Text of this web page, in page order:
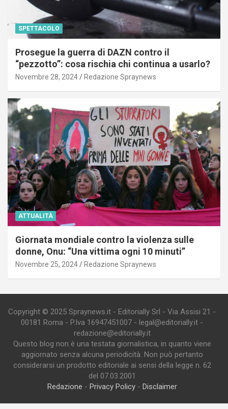
SPETTACOLO
Prosegue la guerra di DAZN contro il
“pezzotto”: cosa rischia chi continua a usarlo?
Novembre 28, 2024 Redazione Spraynews
ATTUALITÀ
Giornata mondiale contro la violenza sulle
donne, Onu: “Una vittima ogni 10 minuti”
Novembre 25, 2024 Redazione Spraynews
Copyright © 2025 Spraynews.it - Editorially Srl - Via Assisi 21 -
00181 Roma - P.Iva 16947451007 - legal@editorially.it -
redazione@editorially.it
Questo blog non è una testata giornalistica, in quanto viene
aggiornato senza alcuna periodicità. Non può pertanto
considerarsi un prodotto editoriale ai sensi della legge n. 62
del 07.03.2001
Redazione - Privacy Policy- Disclaimer